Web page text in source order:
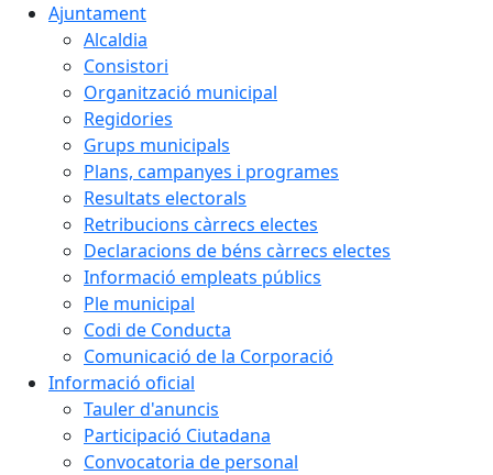
Ajuntament
Alcaldia
Consistori
Organització municipal
Regidories
Grups municipals
Plans, campanyes i programes
Resultats electorals
Retribucions càrrecs electes
Declaracions de béns càrrecs electes
Informació empleats públics
Ple municipal
Codi de Conducta
Comunicació de la Corporació
Informació oficial
Tauler d'anuncis
Participació Ciutadana
Convocatoria de personal